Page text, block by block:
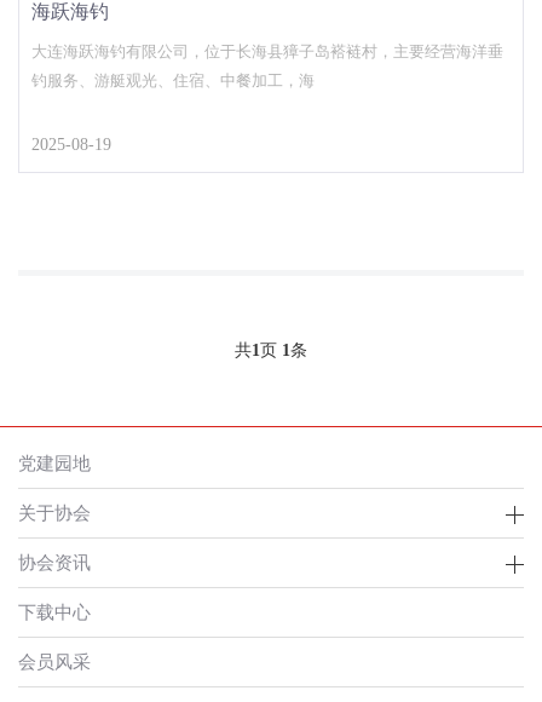
海跃海钓
大连海跃海钓有限公司，位于长海县獐子岛褡裢村，主要经营海洋垂
钓服务、游艇观光、住宿、中餐加工，海
2025-08-19
共1页 1条
党建园地
关于协会
协会资讯
下载中心
会员风采